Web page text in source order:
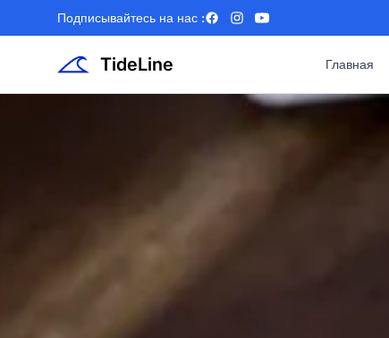
Подписывайтесь на нас :Facebook
Instagram
YouTube
TideLine Главная